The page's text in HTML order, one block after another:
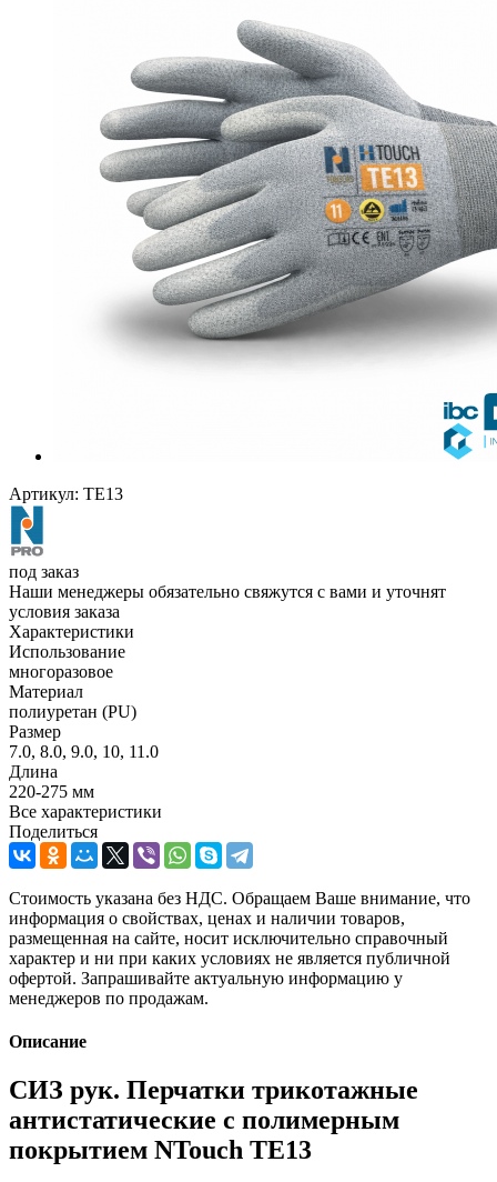
Артикул: TE13
под заказ
Наши менеджеры обязательно свяжутся с вами и уточнят
условия заказа
Характеристики
Использование
многоразовое
Материал
полиуретан (PU)
Размер
7.0, 8.0, 9.0, 10, 11.0
Длина
220-275 мм
Все характеристики
Поделиться
Стоимость указана без НДС. Обращаем Ваше внимание, что
информация о свойствах, ценах и наличии товаров,
размещенная на сайте, носит исключительно справочный
характер и ни при каких условиях не является публичной
офертой. Запрашивайте актуальную информацию у
менеджеров по продажам.
Описание
СИЗ рук. Перчатки трикотажные
антистатические с полимерным
покрытием NTouch TE13